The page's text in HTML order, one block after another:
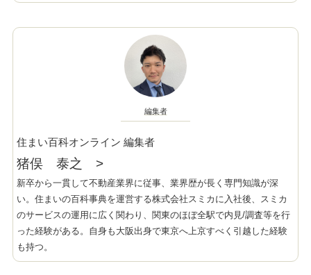
編集者
住まい百科オンライン 編集者
猪俣 泰之 >
新卒から一貫して不動産業界に従事、業界歴が長く専門知識が深
い。住まいの百科事典を運営する株式会社スミカに入社後、スミカ
のサービスの運用に広く関わり、関東のほぼ全駅で内見/調査等を行
った経験がある。自身も大阪出身で東京へ上京すべく引越した経験
も持つ。